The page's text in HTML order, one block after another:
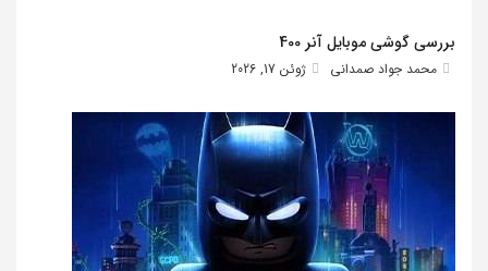
بررسی گوشی موبایل آنر 400
محمد جواد صمدانی ژوئن 17, 2026